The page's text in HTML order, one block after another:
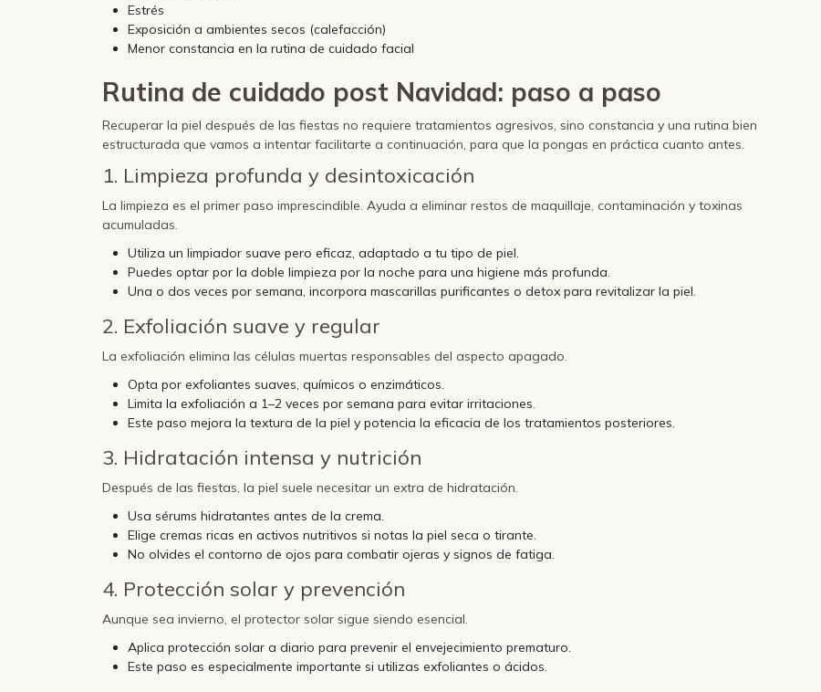
Estrés
Exposición a ambientes secos (calefacción)
Menor constancia en la rutina de cuidado facial
Rutina de cuidado post Navidad: paso a paso
Recuperar la piel después de las fiestas no requiere tratamientos agresivos, sino constancia y una rutina bien
estructurada que vamos a intentar facilitarte a continuación, para que la pongas en práctica cuanto antes.
1. Limpieza profunda y desintoxicación
La limpieza es el primer paso imprescindible. Ayuda a eliminar restos de maquillaje, contaminación y toxinas
acumuladas.
Utiliza un limpiador suave pero eficaz, adaptado a tu tipo de piel.
Puedes optar por la doble limpieza por la noche para una higiene más profunda.
Una o dos veces por semana, incorpora mascarillas purificantes o detox para revitalizar la piel.
2. Exfoliación suave y regular
La exfoliación elimina las células muertas responsables del aspecto apagado.
Opta por exfoliantes suaves, químicos o enzimáticos.
Limita la exfoliación a 1–2 veces por semana para evitar irritaciones.
Este paso mejora la textura de la piel y potencia la eficacia de los tratamientos posteriores.
3. Hidratación intensa y nutrición
Después de las fiestas, la piel suele necesitar un extra de hidratación.
Usa sérums hidratantes antes de la crema.
Elige cremas ricas en activos nutritivos si notas la piel seca o tirante.
No olvides el contorno de ojos para combatir ojeras y signos de fatiga.
4. Protección solar y prevención
Aunque sea invierno, el protector solar sigue siendo esencial.
Aplica protección solar a diario para prevenir el envejecimiento prematuro.
Este paso es especialmente importante si utilizas exfoliantes o ácidos.